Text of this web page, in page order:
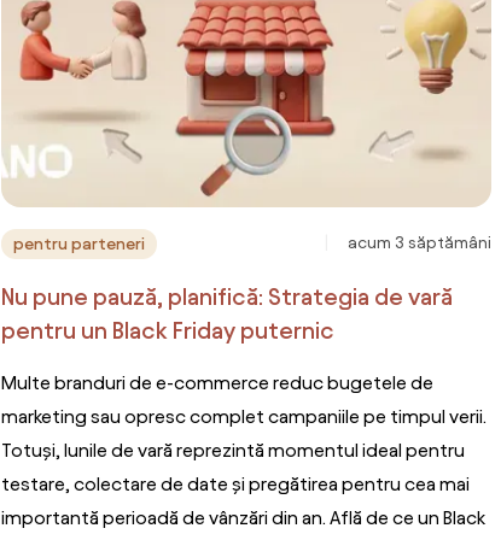
acum 3 săptămâni
pentru parteneri
Nu pune pauză, planifică: Strategia de vară
pentru un Black Friday puternic
Multe branduri de e-commerce reduc bugetele de
marketing sau opresc complet campaniile pe timpul verii.
Totuși, lunile de vară reprezintă momentul ideal pentru
testare, colectare de date și pregătirea pentru cea mai
importantă perioadă de vânzări din an. Află de ce un Black